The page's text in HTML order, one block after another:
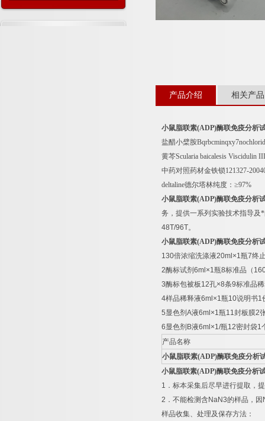
产品介绍 相关产品
小鼠脂联素(ADP)酶联免疫分析
盐醋小檗胺
黄芩Scularia baicalesis Viscidulin
中药对照药材金铁锁121327-
deltaline德尔塔林纯度：≥97%
小鼠脂联素(ADP)酶联免疫分析
务，提供一系列实验技术指导及
48T/96T。
小鼠脂联素(ADP)酶联免疫分析
130倍浓缩洗涤液20ml×1瓶7终
2酶标试剂 6ml×1瓶8标准品（
3酶标包被板12孔×8条9标准品
4样品稀释液6ml×1瓶10说明书1
5显色剂 A液6ml×1瓶11封板膜2
6显色剂 B液6ml×1/瓶12密封袋1
产品名称
小鼠脂联素(ADP)酶联免疫分析
小鼠脂联素(ADP)酶联免疫分析
1 ．标本采集后尽早进行提取，
2 ．不能检测含 NaN3的样品，因
样品收集、处理及保存方法：